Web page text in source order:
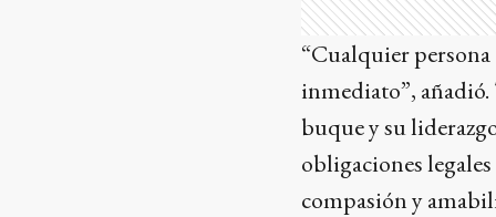
“Cualquier
inmediato”,
buque y su
obligaciones
compasión y